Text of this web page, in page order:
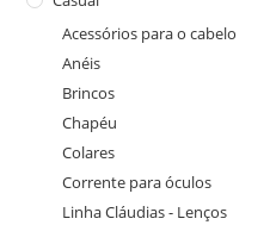
Acessórios para o cabelo
Anéis
Brincos
Chapéu
Colares
Corrente para óculos
Linha Cláudias - Lenços